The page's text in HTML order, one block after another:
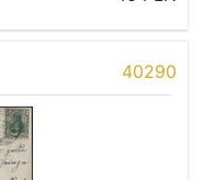
40290